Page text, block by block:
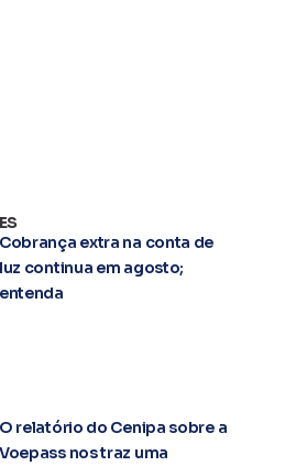
Cobrança extra na conta de
luz continua em agosto;
entenda
O relatório do Cenipa sobre a
Voepass nos traz uma